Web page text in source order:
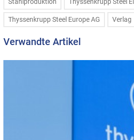
Stahlproduktion Thyssenkrupp Steel
Thyssenkrupp Steel Europe AG Verlag
Verwandte Artikel